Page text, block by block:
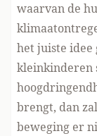
waarvan de
het juiste idee
kleinkinderen
brengt, dan
beweging er